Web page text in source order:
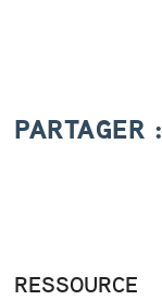
PARTAGER :
RESSOURCE